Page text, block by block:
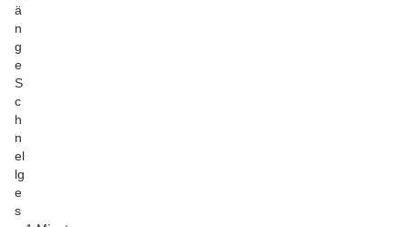
ä
n
g
e
S
c
h
n
el
lg
e
s